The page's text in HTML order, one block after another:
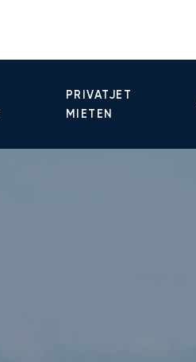
PRIVATJET
MIETEN